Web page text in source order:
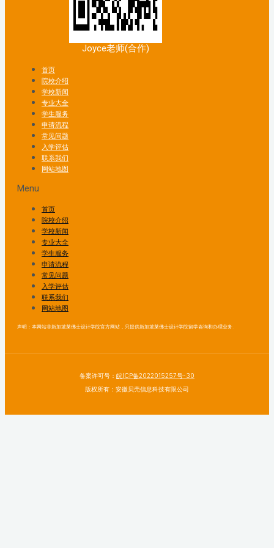
Joyce老师(合作)
首页
院校介绍
学校新闻
专业大全
学生服务
申请流程
常见问题
入学评估
联系我们
网站地图
Menu
首页
院校介绍
学校新闻
专业大全
学生服务
申请流程
常见问题
入学评估
联系我们
网站地图
声明：本网站非新加坡莱佛士设计学院官方网站，只提供新加坡莱佛士设计学院留学咨询和办理业务.
备案许可号： 皖ICP备2022015257号-30
版权所有：安徽贝壳信息科技有限公司